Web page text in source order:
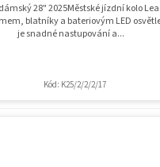
28" 2025Městské jízdní kolo
blatníky a bateriovým LED
je snadné nastupování a...
Kód: K25/2/2/2/17